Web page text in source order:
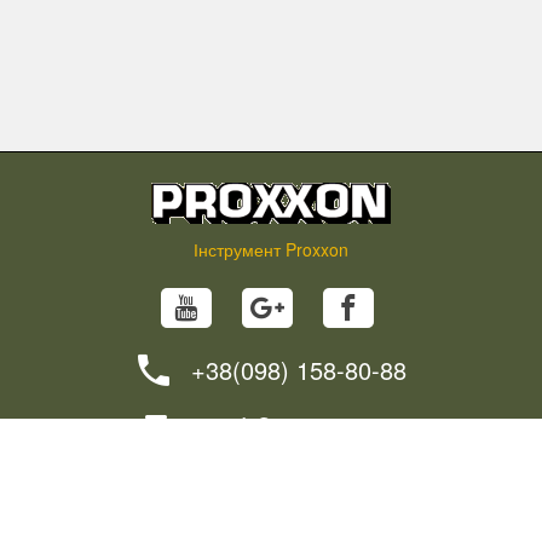
Інструмент Proxxon
+38(098) 158-80-88
info@proxxon.in.ua